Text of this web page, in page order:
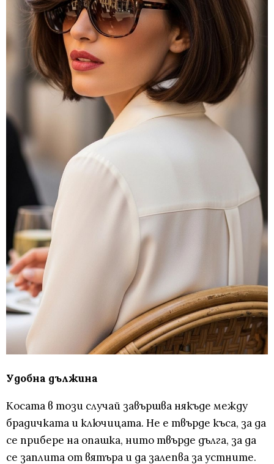
Удобна дължина
Косата в този случай завършва някъде между
брадичката и ключицата. Не е твърде къса, за да
се прибере на опашка, нито твърде дълга, за да
се заплита от вятъра и да залепва за устните.